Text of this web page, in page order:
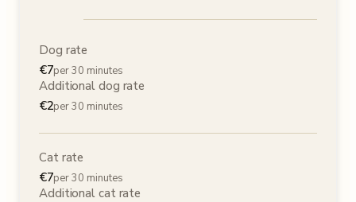
Dog rate
€7per 30 minutes
Additional dog rate
€2per 30 minutes
Cat rate
€7per 30 minutes
Additional cat rate